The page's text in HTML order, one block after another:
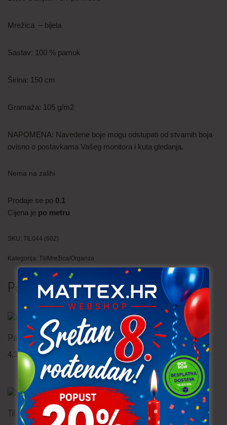
Mrežica – bijela
Sastav: 100 % pamuk
Širina: 150 cm
Gramaža: 105 g/m2
NAPOMENA: Navedene boje mogu odstupati od stvarnih boja
ovisno o postavkama Vašeg monitora i kuta gledanja.
Nema na zalihi
Prodaje se po 0.1
Cijena je po metru
SKU: TIL044 (602)
Kategorija: Til/Mrežica/Organza
Povezani proizvodi
Paillettes
4,30€ uključ. PDV po metru
Til sa biserima – off white
16,90€ uključ. PDV po metru
Til čipka – cvijeće Til čipka 3D